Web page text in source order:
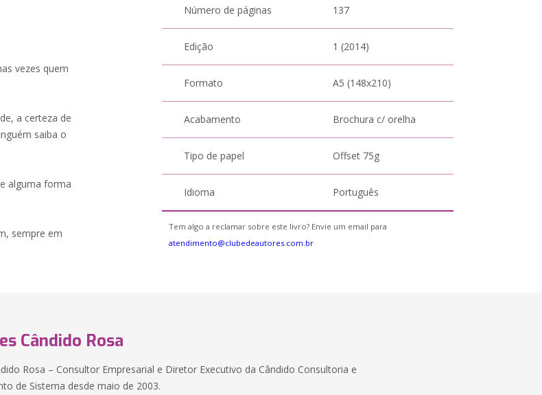
vezes quem
a certeza de
saiba o
alguma forma
sempre em
Número de páginas 137
Edição 1 (2014)
Formato A5 (148x210)
Acabamento Brochura c/ orelha
Tipo de papel Offset 75g
Idioma Português
Tem algo a reclamar sobre este livro? Envie um email para
atendimento@clubedeautores.com.br
Cândido Rosa
Rosa – Consultor Empresarial e Diretor Executivo da Cândido Consultoria e
de Sistema desde maio de 2003.